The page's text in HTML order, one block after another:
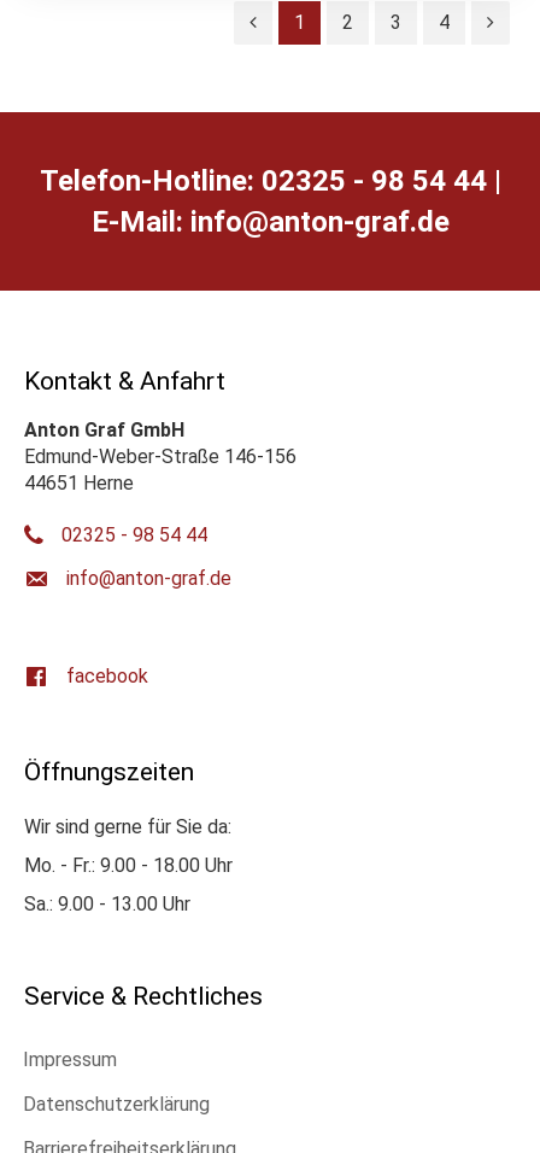
1 2 3 4
Telefon-Hotline: 02325 - 98 54 44 |
E-Mail: ed.farg-notna@ofni
Kontakt & Anfahrt
Anton Graf GmbH
Edmund-Weber-Straße 146-156
44651 Herne
02325 - 98 54 44
ed.farg-notna@ofni
facebook
Öffnungszeiten
Wir sind gerne für Sie da:
Mo. - Fr.: 9.00 - 18.00 Uhr
Sa.: 9.00 - 13.00 Uhr
Service & Rechtliches
Impressum
Datenschutzerklärung